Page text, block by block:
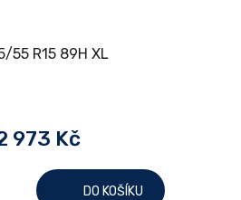
973 Kč
DO KOŠÍKU